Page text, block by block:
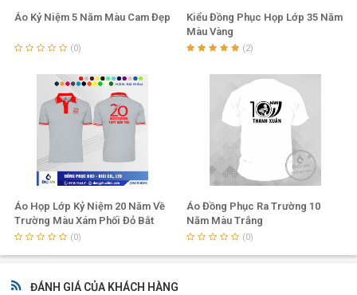
Áo Kỷ Niệm 5 Năm Màu Cam Đẹp
(0)
Kiểu Đồng Phục Họp Lớp 35 Năm
Màu Vàng
(2)
Áo Họp Lớp Kỷ Niệm 20 Năm Về
Trường Màu Xám Phối Đỏ Bắt
Mắt
(0)
Áo Đồng Phục Ra Trường 10
Năm Màu Trắng
(0)
ĐÁNH GIÁ CỦA KHÁCH HÀNG